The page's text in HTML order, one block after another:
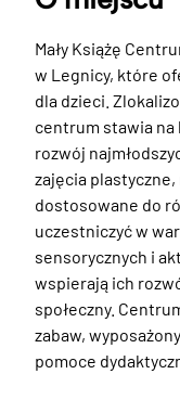
Mały Książę
w Legnicy, które
dla dzieci.
centrum stawia
rozwój
zajęcia
dostosowane do
uczestniczyć w
sensorycznych i
wspierają ich
społeczny.
zabaw,
pomoce